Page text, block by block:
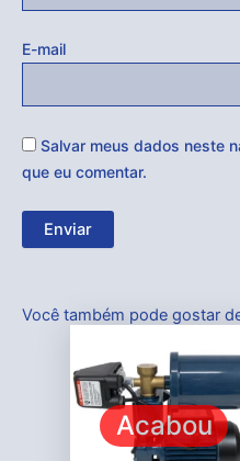
E-mail
Salvar meus dados neste
que eu comentar.
Você também pode gostar
Acabou